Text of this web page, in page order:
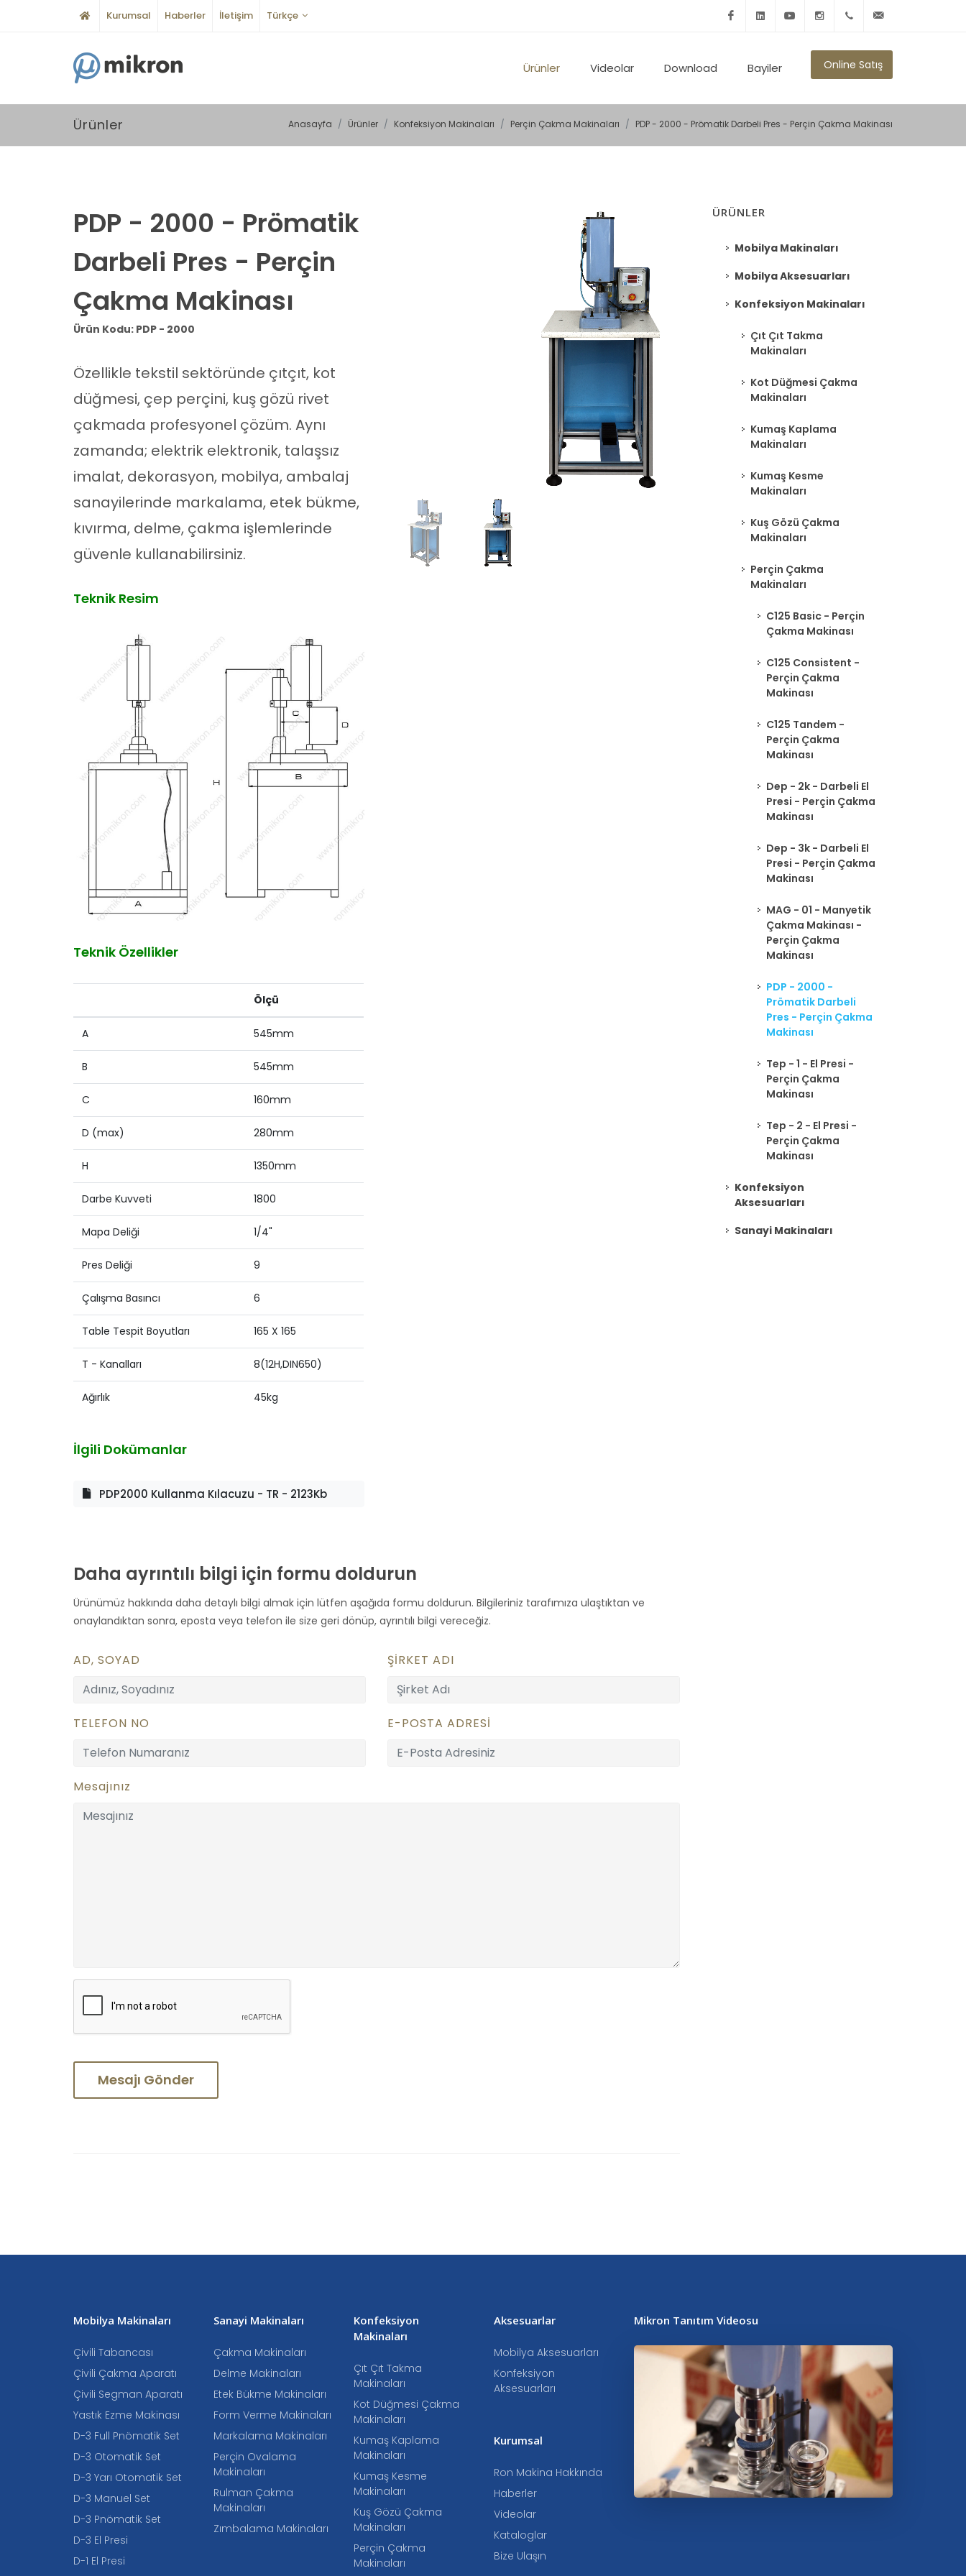
Kurumsal Haberler İletişim Türkçe
YoutubeInstagram+902125010600
info@ronmikron.com
Ürünler Videolar Download Bayiler Online Satış
Ürünler Anasayfa Ürünler Konfeksiyon Makinaları Perçin Çakma Makinaları PDP - 2000 - Prömatik Darbeli Pres - Perçin Çakma Makinası
PDP - 2000 - Prömatik
Darbeli Pres - Perçin
Çakma Makinası
Ürün Kodu: PDP - 2000
Özellikle tekstil sektöründe çıtçıt, kot
düğmesi, çep perçini, kuş gözü rivet
çakmada profesyonel çözüm. Aynı
zamanda; elektrik elektronik, talaşsız
imalat, dekorasyon, mobilya, ambalaj
sanayilerinde markalama, etek bükme,
kıvırma, delme, çakma işlemlerinde
güvenle kullanabilirsiniz.
Teknik Resim
Teknik Özellikler
Ölçü
A 545mm
B 545mm
C 160mm
D (max) 280mm
H 1350mm
Darbe Kuvveti 1800
Mapa Deliği 1/4"
Pres Deliği 9
Çalışma Basıncı 6
Table Tespit Boyutları 165 X 165
T - Kanalları 8(12H,DIN650)
Ağırlık 45kg
İlgili Dokümanlar
PDP2000 Kullanma Kılacuzu - TR - 2123Kb
Daha ayrıntılı bilgi için formu doldurun
Ürünümüz hakkında daha detaylı bilgi almak için lütfen aşağıda formu doldurun. Bilgileriniz tarafımıza ulaştıktan ve
onaylandıktan sonra, eposta veya telefon ile size geri dönüp, ayrıntılı bilgi vereceğiz.
AD, SOYAD ŞİRKET ADI
TELEFON NO E-POSTA ADRESİ
Mesajınız
ÜRÜNLER
Mobilya Makinaları
Mobilya Aksesuarları
Konfeksiyon Makinaları
Çıt Çıt Takma
Makinaları
Kot Düğmesi Çakma
Makinaları
Kumaş Kaplama
Makinaları
Kumaş Kesme
Makinaları
Kuş Gözü Çakma
Makinaları
Perçin Çakma
Makinaları
C125 Basic - Perçin
Çakma Makinası
C125 Consistent -
Perçin Çakma
Makinası
C125 Tandem -
Perçin Çakma
Makinası
Dep - 2k - Darbeli El
Presi - Perçin Çakma
Makinası
Dep - 3k - Darbeli El
Presi - Perçin Çakma
Makinası
MAG - 01 - Manyetik
Çakma Makinası -
Perçin Çakma
Makinası
PDP - 2000 -
Prömatik Darbeli
Pres - Perçin Çakma
Makinası
Tep - 1 - El Presi -
Perçin Çakma
Makinası
Tep - 2 - El Presi -
Perçin Çakma
Makinası
Konfeksiyon
Aksesuarları
Sanayi Makinaları
Mobilya Makinaları
Çivili Tabancası
Çivili Çakma Aparatı
Çivili Segman Aparatı
Yastık Ezme Makinası
D-3 Full Pnömatik Set
D-3 Otomatik Set
D-3 Yarı Otomatik Set
D-3 Manuel Set
D-3 Pnömatik Set
D-3 El Presi
D-1 El Presi
Sanayi Makinaları
Çakma Makinaları
Delme Makinaları
Etek Bükme Makinaları
Form Verme Makinaları
Markalama Makinaları
Perçin Ovalama
Makinaları
Rulman Çakma
Makinaları
Zımbalama Makinaları
Konfeksiyon
Makinaları
Çıt Çıt Takma
Makinaları
Kot Düğmesi Çakma
Makinaları
Kumaş Kaplama
Makinaları
Kumaş Kesme
Makinaları
Kuş Gözü Çakma
Makinaları
Perçin Çakma
Makinaları
Aksesuarlar
Mobilya Aksesuarları
Konfeksiyon
Aksesuarları
Kurumsal
Ron Makina Hakkında
Haberler
Videolar
Kataloglar
Bize Ulaşın
Mikron Tanıtım Videosu